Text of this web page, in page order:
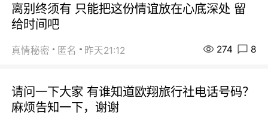
离别终须有 只能把这份情谊放在心底深处 留
给时间吧
真情秘密 匿名 昨天21:12 274 8
请问一下大家 有谁知道欧翔旅行社电话号码？
麻烦告知一下，谢谢